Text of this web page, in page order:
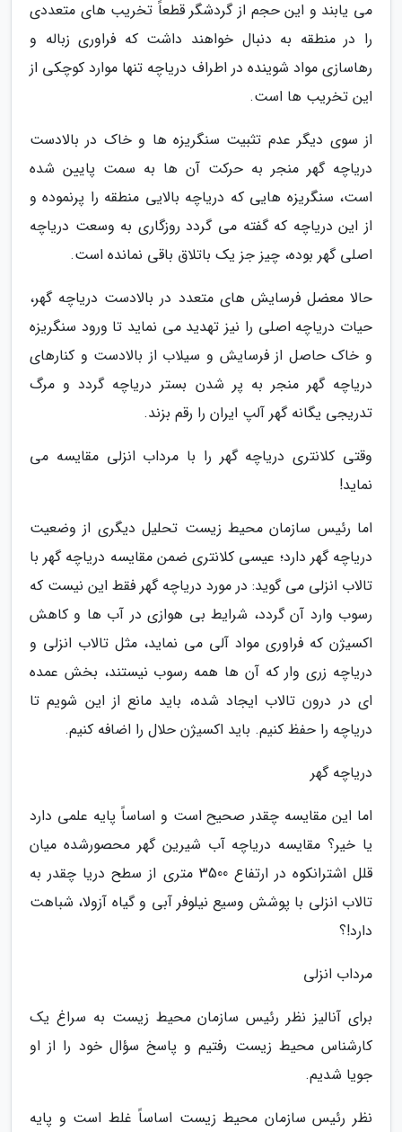
می یابند و این حجم از گردشگر قطعاً تخریب های متعددی
را در منطقه به دنبال خواهند داشت که فراوری زباله و
رهاسازی مواد شوینده در اطراف دریاچه تنها موارد کوچکی از
این تخریب ها است.
از سوی دیگر عدم تثبیت سنگریزه ها و خاک در بالادست
دریاچه گهر منجر به حرکت آن ها به سمت پایین شده
است، سنگریزه هایی که دریاچه بالایی منطقه را پرنموده و
از این دریاچه که گفته می گردد روزگاری به وسعت دریاچه
اصلی گهر بوده، چیز جز یک باتلاق باقی نمانده است.
حالا معضل فرسایش های متعدد در بالادست دریاچه گهر،
حیات دریاچه اصلی را نیز تهدید می نماید تا ورود سنگریزه
و خاک حاصل از فرسایش و سیلاب از بالادست و کنارهای
دریاچه گهر منجر به پر شدن بستر دریاچه گردد و مرگ
تدریجی یگانه گهر آلپ ایران را رقم بزند.
وقتی کلانتری دریاچه گهر را با مرداب انزلی مقایسه می
نماید!
اما رئیس سازمان محیط زیست تحلیل دیگری از وضعیت
دریاچه گهر دارد؛ عیسی کلانتری ضمن مقایسه دریاچه گهر با
تالاب انزلی می گوید: در مورد دریاچه گهر فقط این نیست که
رسوب وارد آن گردد، شرایط بی هوازی در آب ها و کاهش
اکسیژن که فراوری مواد آلی می نماید، مثل تالاب انزلی و
دریاچه زری وار که آن ها همه رسوب نیستند، بخش عمده
ای در درون تالاب ایجاد شده، باید مانع از این شویم تا
دریاچه را حفظ کنیم. باید اکسیژن حلال را اضافه کنیم.
دریاچه گهر
اما این مقایسه چقدر صحیح است و اساساً پایه علمی دارد
یا خیر؟ مقایسه دریاچه آب شیرین گهر محصورشده میان
قلل اشترانکوه در ارتفاع 3500 متری از سطح دریا چقدر به
تالاب انزلی با پوشش وسیع نیلوفر آبی و گیاه آزولا، شباهت
دارد!؟
مرداب انزلی
برای آنالیز نظر رئیس سازمان محیط زیست به سراغ یک
کارشناس محیط زیست رفتیم و پاسخ سؤال خود را از او
جویا شدیم.
نظر رئیس سازمان محیط زیست اساساً غلط است و پایه